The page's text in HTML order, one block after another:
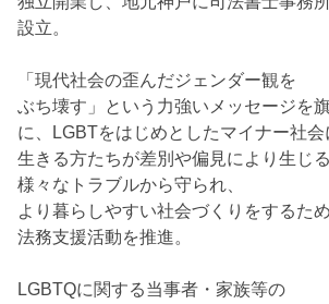
設立。
「現代社会の歪んだジェンダー観を
ぶち壊す」という力強いメッセージを
に、LGBTをはじめとしたマイナー社会
生きる方たちが差別や偏見により生じる
様々なトラブルから守られ、
より暮らしやすい社会づくりをするた
法務支援活動を推進。
LGBTQに関する当事者・家族等の